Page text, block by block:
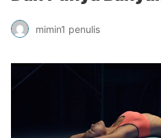
mimin1 penulis